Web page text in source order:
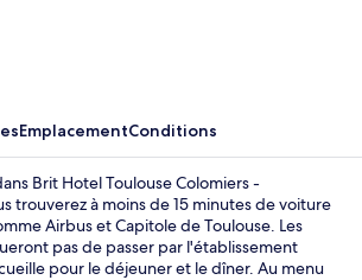
EmplacementConditions
Brit Hotel Toulouse Colomiers -
trouverez à moins de 15 minutes de voiture
Airbus et Capitole de Toulouse. Les
pas de passer par l'établissement
pour le déjeuner et le dîner. Au menu